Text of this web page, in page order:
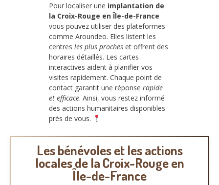
Pour localiser une implantation de
la Croix-Rouge en Île-de-France
vous pouvez utiliser des plateformes
comme Aroundeo. Elles listent les
centres les plus proches et offrent des
horaires détaillés. Les cartes
interactives aident à planifier vos
visites rapidement. Chaque point de
contact garantit une réponse rapide
et efficace. Ainsi, vous restez informé
des actions humanitaires disponibles
près de vous.
Les bénévoles et les actions
locales de la Croix-Rouge en
Île-de-France